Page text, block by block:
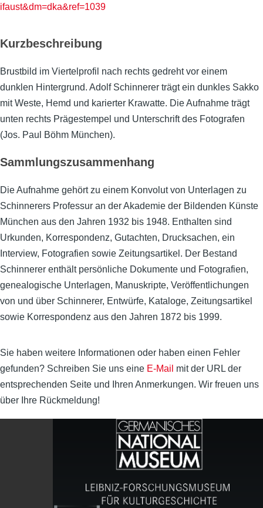
ifaust&dm=dka&ref=1039
Kurzbeschreibung
Brustbild im Viertelprofil nach rechts gedreht vor einem
dunklen Hintergrund. Adolf Schinnerer trägt ein dunkles Sakko
mit Weste, Hemd und karierter Krawatte. Die Aufnahme trägt
unten rechts Prägestempel und Unterschrift des Fotografen
(Jos. Paul Böhm München).
Sammlungszusammenhang
Die Aufnahme gehört zu einem Konvolut von Unterlagen zu
Schinnerers Professur an der Akademie der Bildenden Künste
München aus den Jahren 1932 bis 1948. Enthalten sind
Urkunden, Korrespondenz, Gutachten, Drucksachen, ein
Interview, Fotografien sowie Zeitungsartikel. Der Bestand
Schinnerer enthält persönliche Dokumente und Fotografien,
genealogische Unterlagen, Manuskripte, Veröffentlichungen
von und über Schinnerer, Entwürfe, Kataloge, Zeitungsartikel
sowie Korrespondenz aus den Jahren 1872 bis 1999.
Sie haben weitere Informationen oder haben einen Fehler
gefunden? Schreiben Sie uns eine E-Mail mit der URL der
entsprechenden Seite und Ihren Anmerkungen. Wir freuen uns
über Ihre Rückmeldung!